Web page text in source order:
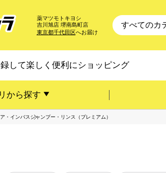
薬マツモトキヨシ
吉川旭店 堺南島町店
東京都千代田区へお届け
して楽しく便利にショッピング
から探す
・インバス シャンプー・リンス（プレミアム）